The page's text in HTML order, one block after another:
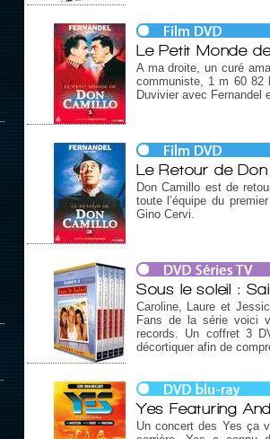
Le Petit Monde
A ma droite, un curé
communiste, 1 m 60 82
Duvivier avec Fernandel
Le Retour de
Don Camillo est de
toute l’équipe du
Gino Cervi.
Sous le soleil :
Caroline, Laure et
Fans de la série voici
records. Un coffret 3
décortiquer afin de
Yes Featuring
Un concert des Yes ça